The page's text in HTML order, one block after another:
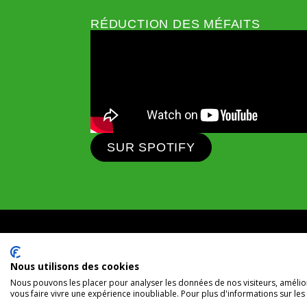
RÉDUCTION DES MÉFAITS
SUR SPOTIFY
Organisme appuyé par
Nous utilisons des cookies
Nous pouvons les placer pour analyser les données de nos visiteurs,
vous faire vivre une expérience inoubliable. Pour plus d'informations sur